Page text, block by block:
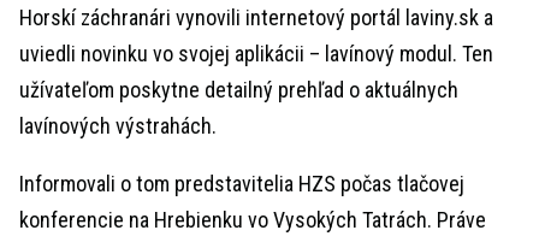
Horskí záchranári vynovili internetový portál laviny.sk a
uviedli novinku vo svojej aplikácii – lavínový modul. Ten
užívateľom poskytne detailný prehľad o aktuálnych
lavínových výstrahách.
Informovali o tom predstavitelia HZS počas tlačovej
konferencie na Hrebienku vo Vysokých Tatrách. Práve